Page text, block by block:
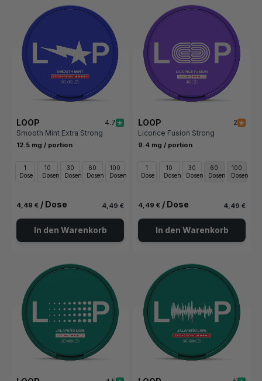
LOOP
4.7
Smooth Mint Extra Strong
12.5 mg / portion
1
Dose
10
Dosen
30
Dosen
60
Dosen
100
Dosen
4,49 € / Dose 4,49 €
In den Warenkorb
LOOP
2
Licorice Fusion Strong
9.4 mg / portion
1
Dose
10
Dosen
30
Dosen
60
Dosen
100
Dosen
4,49 € / Dose 4,49 €
In den Warenkorb